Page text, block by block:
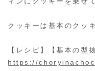
クッキーは基本のクッ
【レシピ】【基本の型
https://